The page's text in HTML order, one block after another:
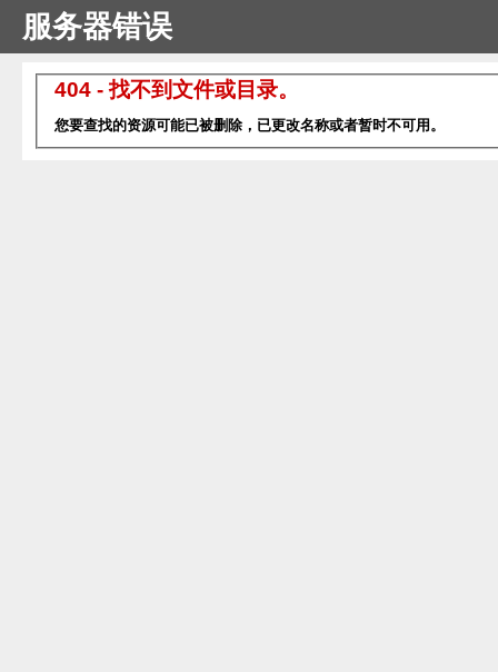
服务器错误
404 - 找不到文件或目录。
您要查找的资源可能已被删除，已更改名称或者暂时不可用。